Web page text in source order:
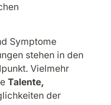
Symptome
stehen in den
Vielmehr
Talente,
der